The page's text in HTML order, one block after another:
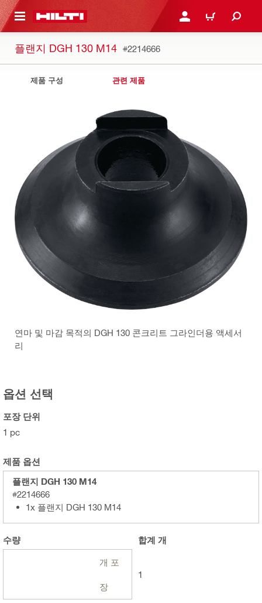
으로 건너뛰기 로그인 또는 회원가입
장바구니
플랜지 DGH 130 M14 #2214666
제품 구성 관련 제품
연마 및 마감 목적의 DGH 130 콘크리트 그라인더용 액세서
리
옵션 선택
포장 단위
1 pc
제품 옵션
플랜지 DGH 130 M14
#2214666
1x 플랜지 DGH 130 M14
수량
개 포
장
합계 개
1